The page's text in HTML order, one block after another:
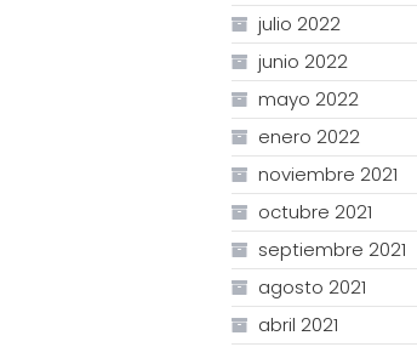
julio 2022
junio 2022
mayo 2022
enero 2022
noviembre 2021
octubre 2021
septiembre 2021
agosto 2021
abril 2021